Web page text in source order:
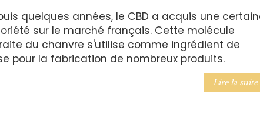
quelques années, le CBD a acquis une
sur le marché français. Cette molécule
du chanvre s'utilise comme ingrédient de
pour la fabrication de nombreux produits.
Lire la suite